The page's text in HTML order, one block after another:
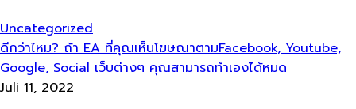
Uncategorized
ดีกว่าไหม? ถ้า EA ที่คุณเห็นโฆษณาตามFacebook, Youtube,
Google, Social เว็บต่างๆ คุณสามารถทำเองได้หมด
Juli 11, 2022